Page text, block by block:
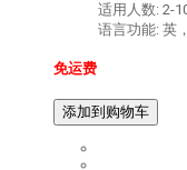
适用人数: 2-
语言功能: 英
免运费
添加到购物车